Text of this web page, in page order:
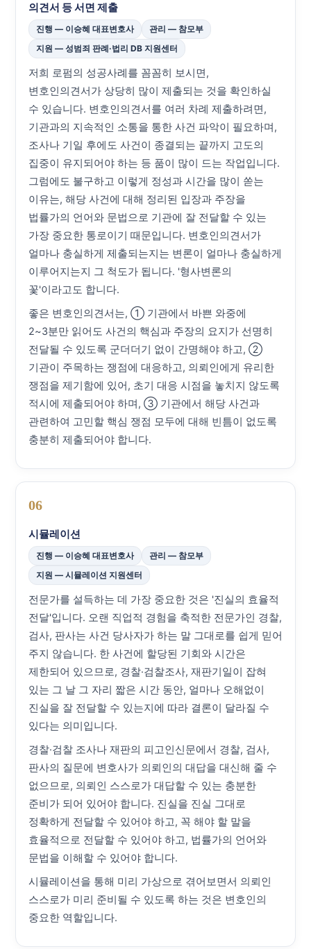
의견서 등 서면 제출
진행 — 이승혜 대표변호사
관리 — 참모부
지원 — 성범죄 판례·법리 DB 지원센터
저희 로펌의 성공사례를 꼼꼼히 보시면,
변호인의견서가 상당히 많이 제출되는 것을 확인하실
수 있습니다. 변호인의견서를 여러 차례 제출하려면,
기관과의 지속적인 소통을 통한 사건 파악이 필요하며,
조사나 기일 후에도 사건이 종결되는 끝까지 고도의
집중이 유지되어야 하는 등 품이 많이 드는 작업입니다.
그럼에도 불구하고 이렇게 정성과 시간을 많이 쏟는
이유는, 해당 사건에 대해 정리된 입장과 주장을
법률가의 언어와 문법으로 기관에 잘 전달할 수 있는
가장 중요한 통로이기 때문입니다. 변호인의견서가
얼마나 충실하게 제출되는지는 변론이 얼마나 충실하게
이루어지는지 그 척도가 됩니다. '형사변론의
꽃'이라고도 합니다.
좋은 변호인의견서는, ① 기관에서 바쁜 와중에
2~3분만 읽어도 사건의 핵심과 주장의 요지가 선명히
전달될 수 있도록 군더더기 없이 간명해야 하고, ②
기관이 주목하는 쟁점에 대응하고, 의뢰인에게 유리한
쟁점을 제기함에 있어, 초기 대응 시점을 놓치지 않도록
적시에 제출되어야 하며, ③ 기관에서 해당 사건과
관련하여 고민할 핵심 쟁점 모두에 대해 빈틈이 없도록
충분히 제출되어야 합니다.
06
시뮬레이션
진행 — 이승혜 대표변호사
관리 — 참모부
지원 — 시뮬레이션 지원센터
전문가를 설득하는 데 가장 중요한 것은 '진실의 효율적
전달'입니다. 오랜 직업적 경험을 축적한 전문가인 경찰,
검사, 판사는 사건 당사자가 하는 말 그대로를 쉽게 믿어
주지 않습니다. 한 사건에 할당된 기회와 시간은
제한되어 있으므로, 경찰·검찰조사, 재판기일이 잡혀
있는 그 날 그 자리 짧은 시간 동안, 얼마나 오해없이
진실을 잘 전달할 수 있는지에 따라 결론이 달라질 수
있다는 의미입니다.
경찰·검찰 조사나 재판의 피고인신문에서 경찰, 검사,
판사의 질문에 변호사가 의뢰인의 대답을 대신해 줄 수
없으므로, 의뢰인 스스로가 대답할 수 있는 충분한
준비가 되어 있어야 합니다. 진실을 진실 그대로
정확하게 전달할 수 있어야 하고, 꼭 해야 할 말을
효율적으로 전달할 수 있어야 하고, 법률가의 언어와
문법을 이해할 수 있어야 합니다.
시뮬레이션을 통해 미리 가상으로 겪어보면서 의뢰인
스스로가 미리 준비될 수 있도록 하는 것은 변호인의
중요한 역할입니다.